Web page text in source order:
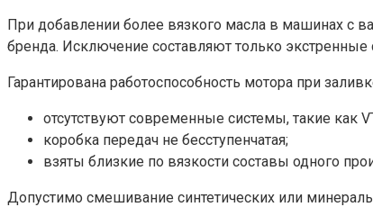
При добавлении более вязкого масла в машинах с
бренда. Исключение составляют только экстренные
Гарантирована работоспособность мотора при
отсутствуют современные системы, такие как
коробка передач не бесступенчатая;
взяты близкие по вязкости составы одного
Допустимо смешивание синтетических или